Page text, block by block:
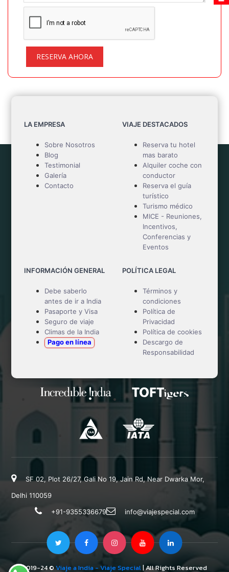
RESERVA AHORA
LA EMPRESA
Sobre Nosotros
Blog
Testimonial
Galería
Contacto
VIAJE DESTACADOS
Reserva tu hotel
mas barato
Alquiler coche con
conductor
Reserva el guía
turístico
Turismo médico
MICE - Reuniones,
Incentivos,
Conferencias y
Eventos
INFORMACIÓN GENERAL
Debe saberlo
antes de ir a India
Pasaporte y Visa
Seguro de viaje
Climas de la India
Pago en línea
POLÍTICA LEGAL
Términos y
condiciones
Política de
Privacidad
Política de cookies
Descargo de
Responsabilidad
SF 02, Plot 26/27, Gali No 19, Jain Rd, Near Dwarka Mor,
Delhi 110059
+91-9355336679
info@viajespecial.com
2019-24 ©Viaje a India - Viaje Special| All Rights Reserved